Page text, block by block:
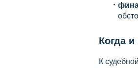
Когда и
К